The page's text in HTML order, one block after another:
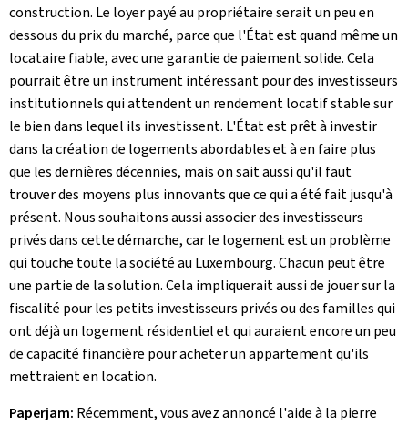
construction. Le loyer payé au propriétaire serait un peu en
dessous du prix du marché, parce que l'État est quand même un
locataire fiable, avec une garantie de paiement solide. Cela
pourrait être un instrument intéressant pour des investisseurs
institutionnels qui attendent un rendement locatif stable sur
le bien dans lequel ils investissent. L'État est prêt à investir
dans la création de logements abordables et à en faire plus
que les dernières décennies, mais on sait aussi qu'il faut
trouver des moyens plus innovants que ce qui a été fait jusqu'à
présent. Nous souhaitons aussi associer des investisseurs
privés dans cette démarche, car le logement est un problème
qui touche toute la société au Luxembourg. Chacun peut être
une partie de la solution. Cela impliquerait aussi de jouer sur la
fiscalité pour les petits investisseurs privés ou des familles qui
ont déjà un logement résidentiel et qui auraient encore un peu
de capacité financière pour acheter un appartement qu'ils
mettraient en location.
Paperjam: Récemment, vous avez annoncé l'aide à la pierre